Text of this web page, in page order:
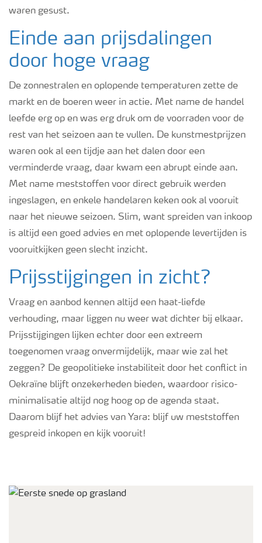
waren gesust.
Einde aan prijsdalingen
door hoge vraag
De zonnestralen en oplopende temperaturen zette de
markt en de boeren weer in actie. Met name de handel
leefde erg op en was erg druk om de voorraden voor de
rest van het seizoen aan te vullen. De kunstmestprijzen
waren ook al een tijdje aan het dalen door een
verminderde vraag, daar kwam een abrupt einde aan.
Met name meststoffen voor direct gebruik werden
ingeslagen, en enkele handelaren keken ook al vooruit
naar het nieuwe seizoen. Slim, want spreiden van inkoop
is altijd een goed advies en met oplopende levertijden is
vooruitkijken geen slecht inzicht.
Prijsstijgingen in zicht?
Vraag en aanbod kennen altijd een haat-liefde
verhouding, maar liggen nu weer wat dichter bij elkaar.
Prijsstijgingen lijken echter door een extreem
toegenomen vraag onvermijdelijk, maar wie zal het
zeggen? De geopolitieke instabiliteit door het conflict in
Oekraïne blijft onzekerheden bieden, waardoor risico-
minimalisatie altijd nog hoog op de agenda staat.
Daarom blijf het advies van Yara: blijf uw meststoffen
gespreid inkopen en kijk vooruit!